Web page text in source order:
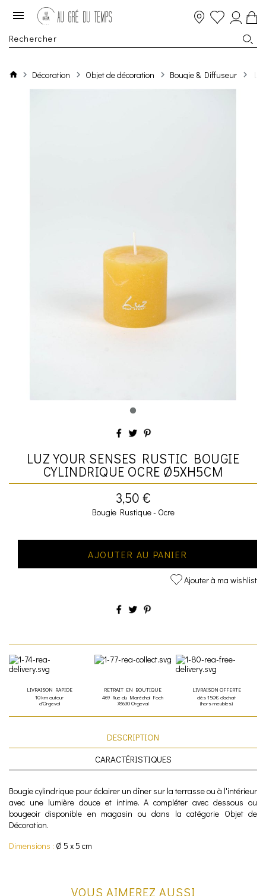
Décoration Objet de décoration Bougie & Diffuseur
LUZ YOUR SENSES RUSTIC BOUGIE
CYLINDRIQUE OCRE Ø5XH5CM
3,50 €
Bougie Rustique - Ocre
AJOUTER AU PANIER
Ajouter à ma wishlist
LIVRAISON RAPIDE
10 km autour
d'Orgeval
RETRAIT EN BOUTIQUE
469 Rue du Maréchal Foch
78630 Orgeval
LIVRAISON OFFERTE
dès 150€ d'achat
(hors meubles)
DESCRIPTION
CARACTÉRISTIQUES
Bougie cylindrique pour éclairer un dîner sur la terrasse ou à l'intérieur
avec une lumière douce et intime. A compléter avec dessous ou
bougeoir disponible en magasin ou dans la catégorie Objet de
Décoration.
Dimensions : Ø 5 x 5 cm
VOUS AIMEREZ AUSSI